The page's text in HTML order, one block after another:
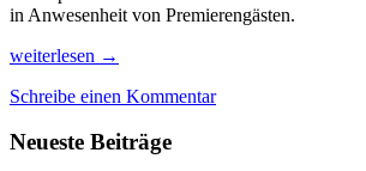
in Anwesenheit von Premierengästen.
Filmfest-
light
Pop
weiterlesen →
Schreibe einen Kommentar
Neueste Beiträge